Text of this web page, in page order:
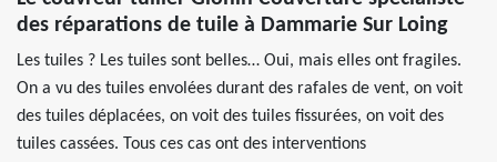
des réparations de tuile à Dammarie Sur Loing
Les tuiles ? Les tuiles sont belles… Oui, mais elles ont fragiles.
On a vu des tuiles envolées durant des rafales de vent, on voit
des tuiles déplacées, on voit des tuiles fissurées, on voit des
tuiles cassées. Tous ces cas ont des interventions